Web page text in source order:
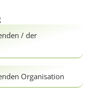
/ der
Organisation